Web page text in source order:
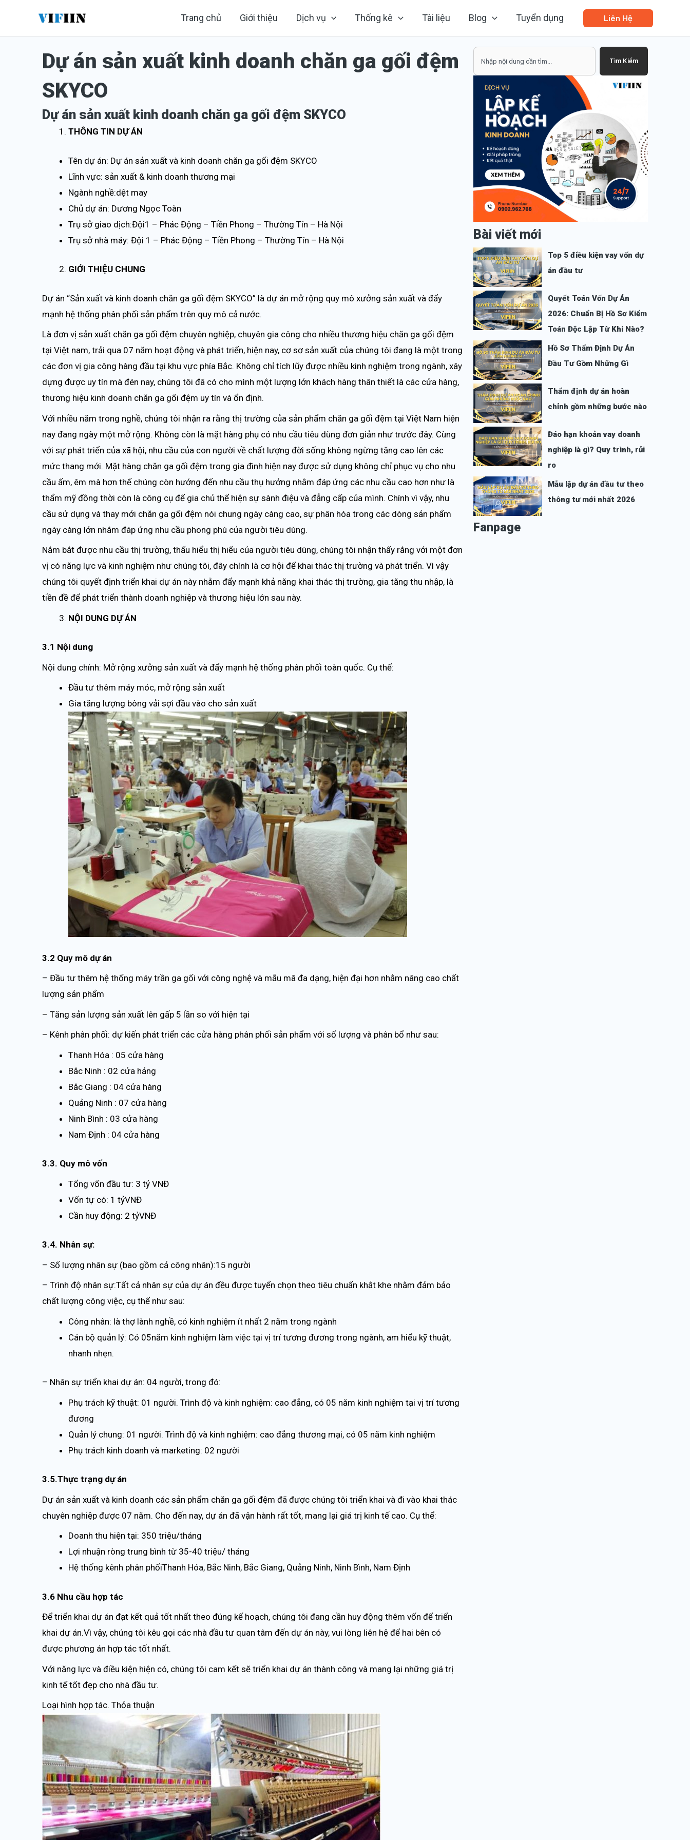
Trang chủ Giới thiệu Dịch vụ Thống kê Tài liệu Blog Tuyển dụng Liên Hệ
Dự án sản xuất kinh doanh chăn ga gối đệm
SKYCO
Dự án sản xuất kinh doanh chăn ga gối đệm SKYCO
THÔNG TIN DỰ ÁN
Tên dự án: Dự án sản xuất và kinh doanh chăn ga gối đệm SKYCO
Lĩnh vực: sản xuất & kinh doanh thương mại
Ngành nghề:dệt may
Chủ dự án: Dương Ngọc Toàn
Trụ sở giao dịch:Đội1 – Phác Động – Tiền Phong – Thường Tín – Hà Nội
Trụ sở nhà máy: Đội 1 – Phác Động – Tiền Phong – Thường Tín – Hà Nội
GIỚI THIỆU CHUNG
Dự án “Sản xuất và kinh doanh chăn ga gối đệm SKYCO” là dự án mở rộng quy mô xưởng sản xuất và đẩy
mạnh hệ thống phân phối sản phẩm trên quy mô cả nước.
Là đơn vị sản xuất chăn ga gối đệm chuyên nghiệp, chuyên gia công cho nhiều thương hiệu chăn ga gối đệm
tại Việt nam, trải qua 07 năm hoạt động và phát triển, hiện nay, cơ sơ sản xuất của chúng tôi đang là một trong
các đơn vị gia công hàng đầu tại khu vực phía Bắc. Không chỉ tích lũy được nhiều kinh nghiệm trong ngành, xây
dựng được uy tín mà đén nay, chúng tôi đã có cho mình một lượng lớn khách hàng thân thiết là các cửa hàng,
thương hiệu kinh doanh chăn ga gối đệm uy tín và ổn định.
Với nhiều năm trong nghề, chúng tôi nhận ra rằng thị trường của sản phẩm chăn ga gối đệm tại Việt Nam hiện
nay đang ngày một mở rộng. Không còn là mặt hàng phụ có nhu cầu tiêu dùng đơn giản như trước đây. Cùng
với sự phát triển của xã hội, nhu cầu của con người về chất lượng đời sống không ngừng tăng cao lên các
mức thang mới. Mặt hàng chăn ga gối đệm trong gia đình hiện nay được sử dụng không chỉ phục vụ cho nhu
cầu ấm, êm mà hơn thế chúng còn hướng đến nhu cầu thụ hưởng nhằm đáp ứng các nhu cầu cao hơn như là
thẩm mỹ đồng thời còn là công cụ để gia chủ thể hiện sự sành điệu và đẳng cấp của mình. Chính vì vậy, nhu
cầu sử dụng và thay mới chăn ga gối đệm nói chung ngày càng cao, sự phân hóa trong các dòng sản phẩm
ngày càng lớn nhằm đáp ứng nhu cầu phong phú của người tiêu dùng.
Nắm bắt được nhu cầu thị trường, thấu hiểu thị hiếu của người tiêu dùng, chúng tôi nhận thấy rằng với một đơn
vị có năng lực và kinh nghiệm như chúng tôi, đây chính là cơ hội để khai thác thị trường và phát triển. Vì vậy
chúng tôi quyết định triển khai dự án này nhằm đẩy mạnh khả năng khai thác thị trường, gia tăng thu nhập, là
tiền đề để phát triển thành doanh nghiệp và thương hiệu lớn sau này.
NỘI DUNG DỰ ÁN
3.1 Nội dung
Nội dung chính: Mở rộng xưởng sản xuất và đẩy mạnh hệ thống phân phối toàn quốc. Cụ thế:
Đầu tư thêm máy móc, mở rộng sản xuất
Gia tăng lượng bông vải sợi đầu vào cho sản xuất
3.2 Quy mô dự án
– Đầu tư thêm hệ thống máy trần ga gối với công nghệ và mẫu mã đa dạng, hiện đại hơn nhằm nâng cao chất
lượng sản phẩm
– Tăng sản lượng sản xuất lên gấp 5 lần so với hiện tại
– Kênh phân phối: dự kiến phát triển các cửa hàng phân phối sản phẩm với số lượng và phân bổ như sau:
Thanh Hóa : 05 cửa hàng
Bắc Ninh : 02 cửa hảng
Bắc Giang : 04 cửa hàng
Quảng Ninh : 07 cửa hàng
Ninh Bình : 03 cửa hàng
Nam Định : 04 cửa hàng
3.3. Quy mô vốn
Tổng vốn đầu tư: 3 tỷ VNĐ
Vốn tự có: 1 tỷVNĐ
Cần huy động: 2 tỷVNĐ
3.4. Nhân sự:
– Số lượng nhân sự (bao gồm cả công nhân):15 người
– Trình độ nhân sự:Tất cả nhân sự của dự án đều được tuyển chọn theo tiêu chuẩn khắt khe nhằm đảm bảo
chất lượng công việc, cụ thể như sau:
Công nhân: là thợ lành nghề, có kinh nghiệm ít nhất 2 năm trong ngành
Cán bộ quản lý: Có 05năm kinh nghiệm làm việc tại vị trí tương đương trong ngành, am hiểu kỹ thuật,
nhanh nhẹn.
– Nhân sự triển khai dự án: 04 người, trong đó:
Phụ trách kỹ thuật: 01 người. Trình độ và kinh nghiệm: cao đẳng, có 05 năm kinh nghiệm tại vị trí tương
đương
Quản lý chung: 01 người. Trình độ và kinh nghiệm: cao đẳng thương mại, có 05 năm kinh nghiệm
Phụ trách kinh doanh và marketing: 02 người
3.5.Thực trạng dự án
Dự án sản xuất và kinh doanh các sản phẩm chăn ga gối đệm đã được chúng tôi triển khai và đi vào khai thác
chuyên nghiệp được 07 năm. Cho đến nay, dự án đã vận hành rất tốt, mang lại giá trị kinh tế cao. Cụ thể:
Doanh thu hiện tại: 350 triệu/tháng
Lợi nhuận ròng trung bình từ 35-40 triệu/ tháng
Hệ thống kênh phân phốiThanh Hóa, Bắc Ninh, Bắc Giang, Quảng Ninh, Ninh Bình, Nam Định
3.6 Nhu cầu hợp tác
Để triển khai dự án đạt kết quả tốt nhất theo đúng kế hoạch, chúng tôi đang cần huy động thêm vốn để triển
khai dự án.Vì vậy, chúng tôi kêu gọi các nhà đầu tư quan tâm đến dự án này, vui lòng liên hệ để hai bên có
được phương án hợp tác tốt nhất.
Với năng lực và điều kiện hiện có, chúng tôi cam kết sẽ triển khai dự án thành công và mang lại những giá trị
kinh tế tốt đẹp cho nhà đầu tư.
Loại hình hợp tác. Thỏa thuận
Tìm Kiếm
Bài viết mới
Top 5 điều kiện vay vốn dự
án đầu tư
Quyết Toán Vốn Dự Án
2026: Chuẩn Bị Hồ Sơ Kiểm
Toán Độc Lập Từ Khi Nào?
Hồ Sơ Thẩm Định Dự Án
Đầu Tư Gồm Những Gì
Thẩm định dự án hoàn
chỉnh gồm những bước nào
Đáo hạn khoản vay doanh
nghiệp là gì? Quy trình, rủi
ro
Mẫu lập dự án đầu tư theo
thông tư mới nhất 2026
Fanpage